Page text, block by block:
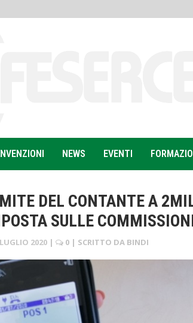
NEWS EVENTI
DEL CONTANTE A
SULLE
2020 | 0 | SCRITTO DA BINDI